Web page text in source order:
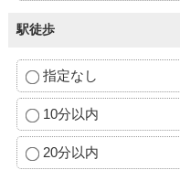
駅徒歩
指定なし
10分以内
20分以内